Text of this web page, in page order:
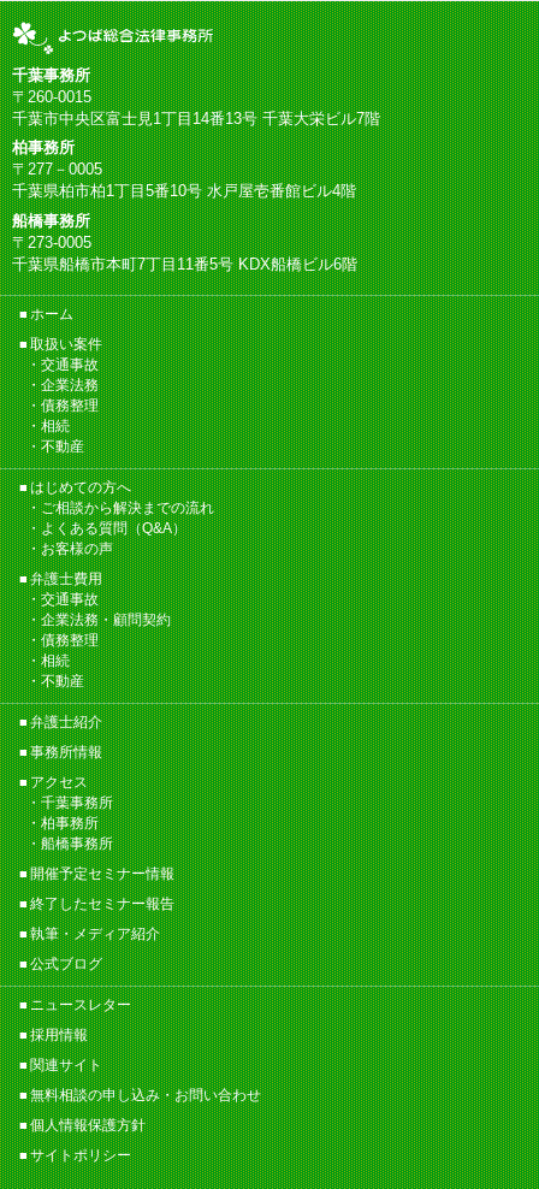
千葉事務所
〒260-0015
千葉市中央区富士見1丁目14番13号 千葉大栄ビル7階
柏事務所
〒277－0005
千葉県柏市柏1丁目5番10号 水戸屋壱番館ビル4階
船橋事務所
〒273-0005
千葉県船橋市本町7丁目11番5号 KDX船橋ビル6階
ホーム
取扱い案件
交通事故
企業法務
債務整理
相続
不動産
はじめての方へ
ご相談から解決までの流れ
よくある質問（Q&A）
お客様の声
弁護士費用
交通事故
企業法務・顧問契約
債務整理
相続
不動産
弁護士紹介
事務所情報
アクセス
千葉事務所
柏事務所
船橋事務所
開催予定セミナー情報
終了したセミナー報告
執筆・メディア紹介
公式ブログ
ニュースレター
採用情報
関連サイト
無料相談の申し込み・お問い合わせ
個人情報保護方針
サイトポリシー